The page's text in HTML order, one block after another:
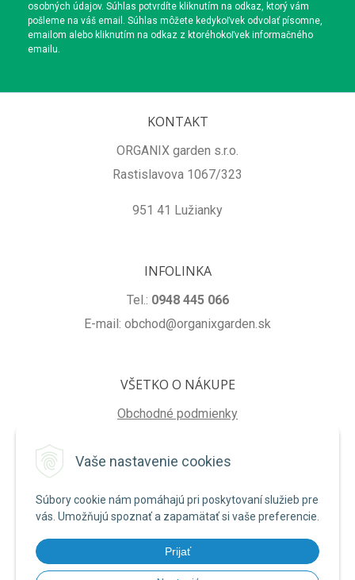
Vaše nastavenie cookies
Súbory cookie nám pomáhajú pri poskytovaní služieb pre
vás. Umožňujú spoznať a zapamätať si vaše preferencie.
Prijať
osobných údajov. Súhlas potvrdíte kliknutím na odkaz, ktorý vám
pošleme na váš email. Súhlas môžete kedykoľvek odvolať písomne,
emailom alebo kliknutím na odkaz z ktoréhokoľvek informačného
emailu.
KONTAKT
ORGANIX garden s.r.o.
Rastislavova 1067/323
951 41 Lužianky
INFOLINKA
Tel.: 0948 445 066
E-mail: obchod@organixgarden.sk
VŠETKO O NÁKUPE
Obchodné podmienky
Reklamačné podmienky
NA STIAHNUTIE
Formulár na odstúpenie od zmluvy
Poučenie o uplatnení práva na odstúpenie od zmluvy